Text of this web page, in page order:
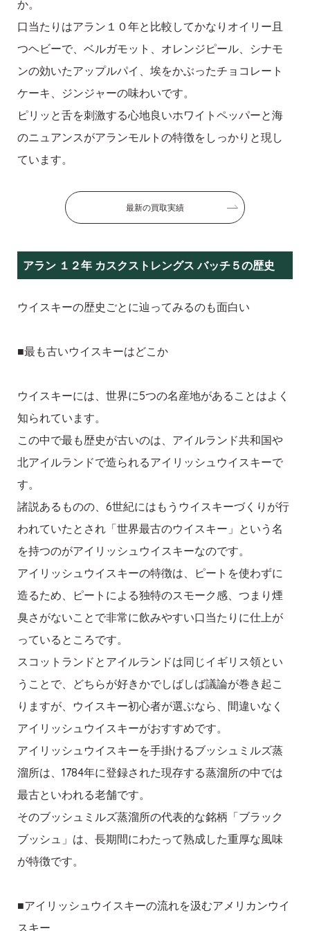
か。
口当たりはアラン１０年と比較してかなりオイリー且
つヘビーで、ベルガモット、オレンジピール、シナモ
ンの効いたアップルパイ、埃をかぶったチョコレート
ケーキ、ジンジャーの味わいです。
ピリッと舌を刺激する心地良いホワイトペッパーと海
のニュアンスがアランモルトの特徴をしっかりと現し
ています。
最新の買取実績
アラン １２年 カスクストレングス バッチ５の歴史
ウイスキーの歴史ごとに辿ってみるのも面白い
■最も古いウイスキーはどこか
ウイスキーには、世界に5つの名産地があることはよく
知られています。
この中で最も歴史が古いのは、アイルランド共和国や
北アイルランドで造られるアイリッシュウイスキーで
す。
諸説あるものの、6世紀にはもうウイスキーづくりが行
われていたとされ「世界最古のウイスキー」という名
を持つのがアイリッシュウイスキーなのです。
アイリッシュウイスキーの特徴は、ピートを使わずに
造るため、ピートによる独特のスモーク感、つまり煙
臭さがないことで非常に飲みやすい口当たりに仕上が
っているところです。
スコットランドとアイルランドは同じイギリス領とい
うことで、どちらが好きかでしばしば議論が巻き起こ
りますが、ウイスキー初心者が選ぶなら、間違いなく
アイリッシュウイスキーがおすすめです。
アイリッシュウイスキーを手掛けるブッシュミルズ蒸
溜所は、1784年に登録された現存する蒸溜所の中では
最古といわれる老舗です。
そのブッシュミルズ蒸溜所の代表的な銘柄「ブラック
ブッシュ」は、長期間にわたって熟成した重厚な風味
が特徴です。
■アイリッシュウイスキーの流れを汲むアメリカンウイ
スキー